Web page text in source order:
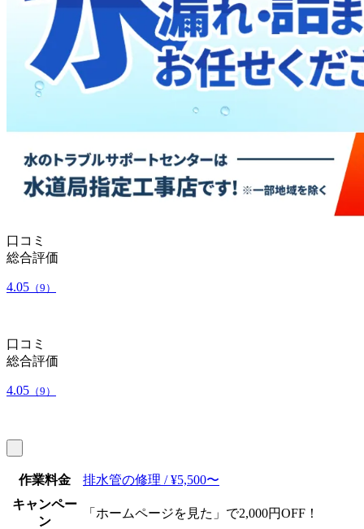
口コミ
総合評価
4.05 （9）
口コミ
総合評価
4.05 （9）
作業料金
排水管の修理 / ¥5,500〜
キャンペー
ン
「ホームページを見た」で2,000円OFF！